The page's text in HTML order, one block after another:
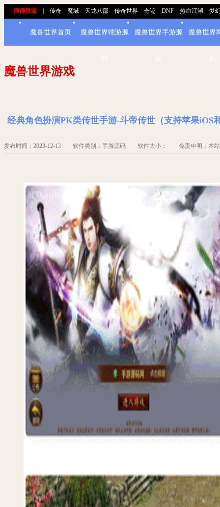
师傅联盟 传奇 魔域 天龙八部 传奇世界 奇迹 DNF 热血江湖 梦
魔兽世界首页 魔兽世界端游源 魔兽世界手游源 魔兽世界
魔兽世界游戏
经典角色扮演PK类传世手游-斗帝传世（支持苹果
发布时间：2023-12-13 软件类别：手游源码 软件大小： 免责申明：本站